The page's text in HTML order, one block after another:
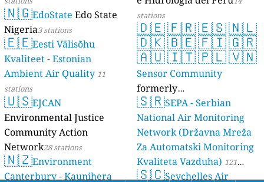
🇳🇬EdoState Edo State
Nigeria3 stations
🇪🇪Eesti Välisõhu
Kvaliteet - Estonian
Ambient Air Quality 11
stations
🇺🇸EJCAN
Environmental Justice
Community Action
Network28 stations
🇳🇿Environment
Canterbury - Kaunihera
stations
🇩🇪🇫🇷🇪🇸🇳🇱
🇩🇰🇧🇪🇫🇮🇬🇷
🇦🇺🇮🇹🇵🇱🇻🇳
Sensor Community
formerly
luftdaten.info35819 stations
🇸🇷SEPA - Serbian
National Air Monitoring
Network (Državna Mreža
Za Automatski Monitoring
Kvaliteta Vazduha) 121
stations
🇸🇨Seychelles Air